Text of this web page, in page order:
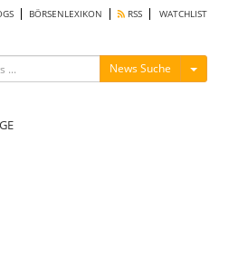
BÖRSENLEXIKON RSS WATCHLIST
News Suche Menü